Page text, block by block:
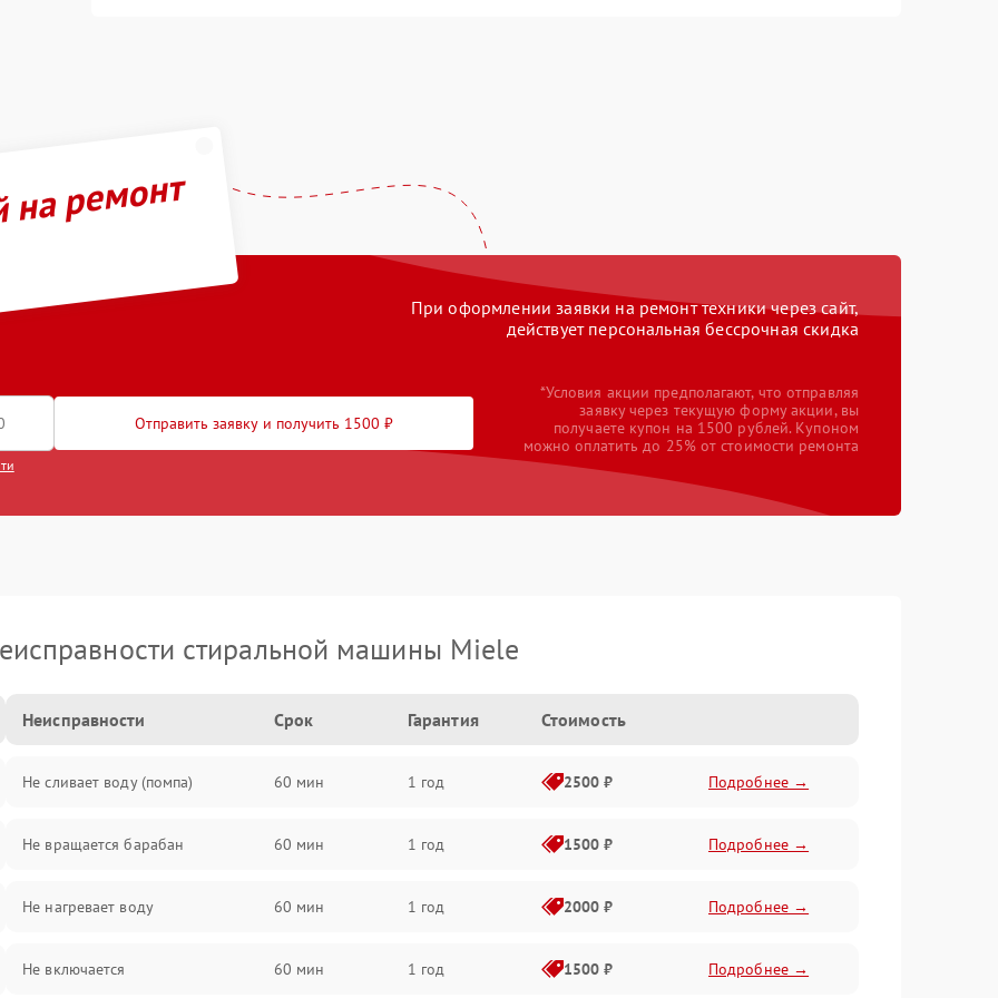
ремонт
При оформлении заявки на ремонт техники через сайт,
действует персональная бессрочная скидка
Отправить заявку и получить 1500 ₽
*Условия акции предполагают, что отправляя
заявку через текущую форму акции, вы
получаете купон на 1500 рублей. Купоном
можно оплатить до 25% от стоимости ремонта
стиральной машины Miele
Неисправности Срок Гарантия Стоимость
Не сливает воду (помпа) 60 мин 1 год 2500 ₽ Подробнее →
Не вращается барабан 60 мин 1 год 1500 ₽ Подробнее →
Не нагревает воду 60 мин 1 год 2000 ₽ Подробнее →
Не включается 60 мин 1 год 1500 ₽ Подробнее →